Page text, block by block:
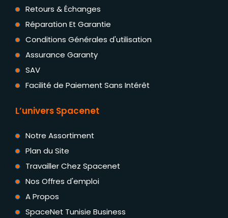
Retours & Échanges
Réparation Et Garantie
Conditions Générales d'utilisation
Assurance Garanty
SAV
Facilité de Paiement Sans Intérêt
L’univers Spacenet
Notre Assortiment
Plan du Site
Travailler Chez Spacenet
Nos Offres d'emploi
A Propos
SpaceNet Tunisie Business